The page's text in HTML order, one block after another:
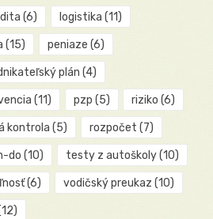
(6) logistika (11)
(15) peniaze (6)
plán (4)
(11) pzp (5) riziko (6)
kontrola (5) rozpočet (7)
do (10) testy z autoškoly(10)
(6) vodičský preukaz (10)